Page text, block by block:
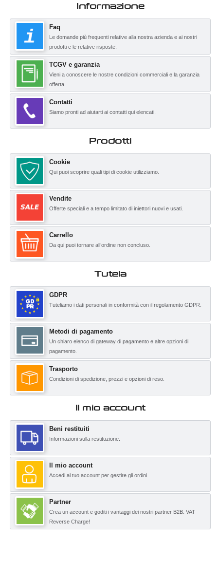
Informazione
Faq
Le domande più frequenti relative alla nostra azienda e ai nostri
prodotti e le relative risposte.
TCGV e garanzia
Vieni a conoscere le nostre condizioni commerciali e la garanzia
offerta.
Contatti
Siamo pronti ad aiutarti ai contatti qui elencati.
Prodotti
Cookie
Qui puoi scoprire quali tipi di cookie utilizziamo.
Vendite
Offerte speciali e a tempo limitato di iniettori nuovi e usati.
Carrello
Da qui puoi tornare all’ordine non concluso.
Tutela
GDPR
Tuteliamo i dati personali in conformità con il regolamento GDPR.
Metodi di pagamento
Un chiaro elenco di gateway di pagamento e altre opzioni di
pagamento.
Trasporto
Condizioni di spedizione, prezzi e opzioni di reso.
Il mio account
Beni restituiti
Informazioni sulla restituzione.
Il mio account
Accedi al tuo account per gestire gli ordini.
Partner
Crea un account e goditi i vantaggi dei nostri partner B2B. VAT
Reverse Charge!